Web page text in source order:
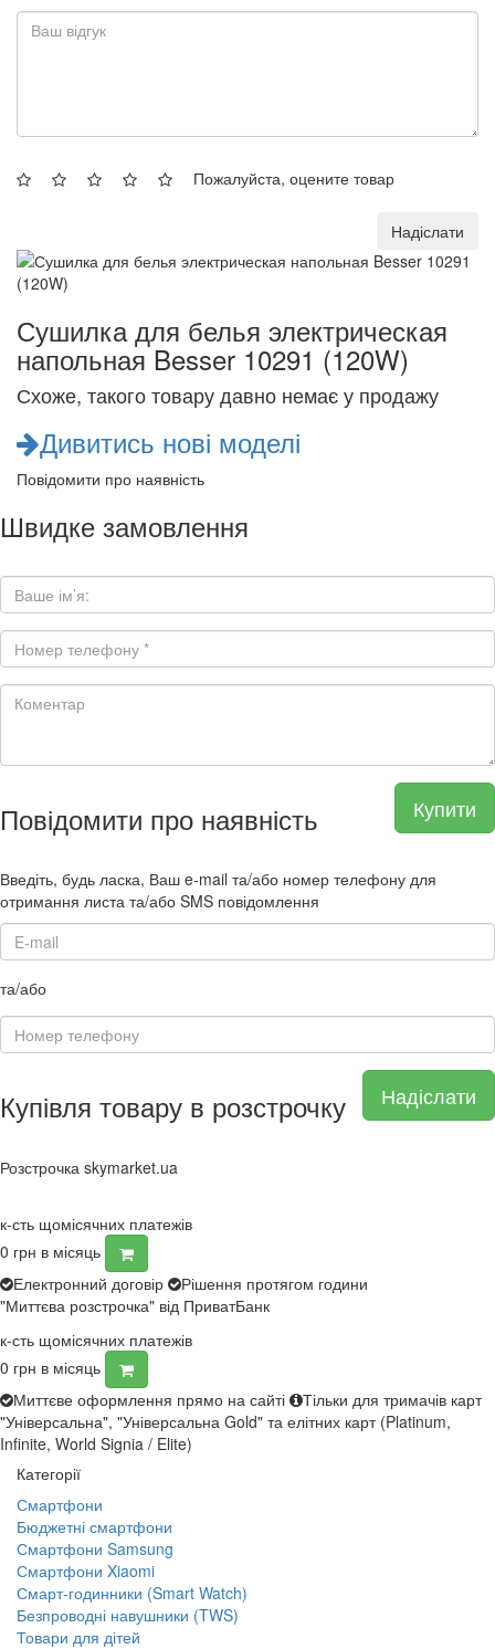
Пожалуйста, оцените товар
Надіслати
Сушилка для белья электрическая
напольная Besser 10291 (120W)
Схоже, такого товару давно немає у продажу
Дивитись нові моделі
Повідомити про наявність
Швидке замовлення
Купити
Повідомити про наявність
Введіть, будь ласка, Ваш e-mail та/або номер телефону для
отримання листа та/або SMS повідомлення
та/або
Надіслати
Купівля товару в розстрочку
Розстрочка skymarket.ua
к-сть щомісячних платежів
0 грн в місяць
Електронний договір
Рішення протягом години
"Миттєва розстрочка" від ПриватБанк
к-сть щомісячних платежів
0 грн в місяць
Миттєве оформлення прямо на сайті
Тільки для тримачів карт
"Універсальна", "Універсальна Gold" та елітних карт (Platinum,
Infinite, World Signia / Elite)
Категорії
Смартфони
Бюджетні смартфони
Смартфони Samsung
Смартфони Xiaomi
Смарт-годинники (Smart Watch)
Безпроводні навушники (TWS)
Товари для дітей